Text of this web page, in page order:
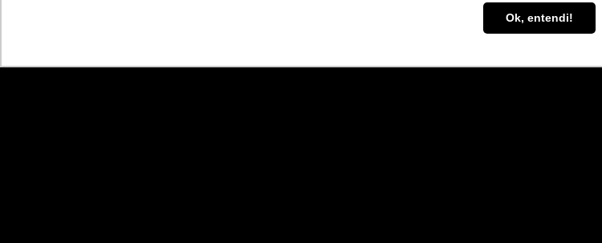
Ok, entendi!
Política da Qualidade